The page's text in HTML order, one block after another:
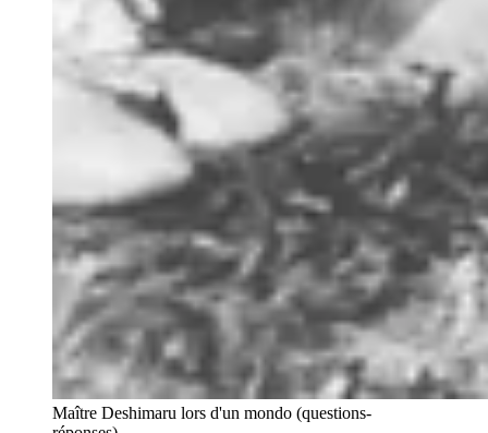
Maître Deshimaru lors d'un mondo (questions-